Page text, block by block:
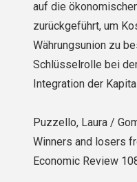
auf die
zurückgeführt, um
Währungsunion zu
Schlüsselrolle bei
Integration der
Puzzello, Laura /
Winners and losers
Economic Review